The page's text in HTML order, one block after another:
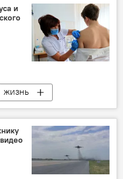
и
ЖИЗНЬ
Коронавирус